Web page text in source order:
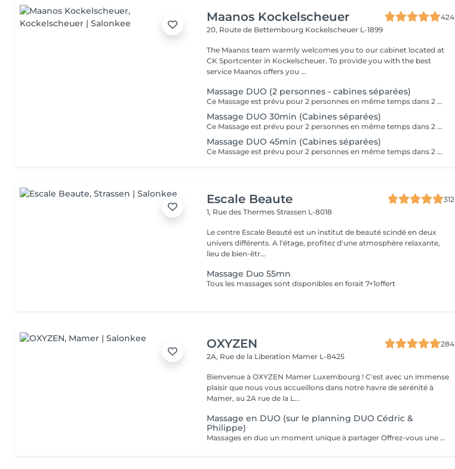
Maanos Kockelscheuer
424
20, Route de Bettembourg Kockelscheuer L-1899
The Maanos team warmly welcomes you to our cabinet located at
CK Sportcenter in Kockelscheuer. To provide you with the best
service Maanos offers you ...
Massage DUO (2 personnes - cabines séparées)
Ce Massage est prévu pour 2 personnes en même temps dans 2 CABINES SÉPARÉES. Les 2 massages seront Sur Mesure, en fonction des envies et des besoins de chacun. -> Pour une cabine Duo voir Limpertsberg, Soleuvre ou Marnach.
Massage DUO 30min (Cabines séparées)
Ce Massage est prévu pour 2 personnes en même temps dans 2 CABINES SÉPARÉES. Les 2 massages seront Sur Mesure, en fonction des envies et des besoins de chacun. -> Pour une cabine Duo voir Limpertsberg, Soleuvre ou Marnach.
Massage DUO 45min (Cabines séparées)
Ce Massage est prévu pour 2 personnes en même temps dans 2 CABINES SÉPARÉES. Les 2 massages seront Sur Mesure, en fonction des envies et des besoins de chacun. -> Pour une cabine Duo voir Limpertsberg, Soleuvre ou Marnach.
Escale Beaute
312
1, Rue des ThermesStrassen L-8018
Le centre Escale Beauté est un institut de beauté scindé en deux
univers différents. A l'étage, profitez d'une atmosphère relaxante,
lieu de bien-êtr...
Massage Duo 55mn
Tous les massages sont disponibles en forait 7+1offert
OXYZEN
284
2A, Rue de la Liberation Mamer L-8425
Bienvenue à OXYZEN Mamer Luxembourg ! C'est avec un immense
plaisir que nous vous accueillons dans notre havre de sérénité à
Mamer, au 2A rue de la L...
Massage en DUO (sur le planning DUO Cédric &
Philippe)
Massages en duo un moment unique à partager Offrez-vous une expérience de bien-être à deux grâce à nos massages en duo, pensés pour créer complicité, détente et harmonie. Que ce soit avec votre partenaire, un proche ou un ami, profitez ensemble d'une parenthèse hors du temps où les tensions disparaissent et où l'énergie se renouvelle. Un massage en duo est aussi une idée cadeau idéale pour surprendre et faire plaisir. Déconseillé aux femmes enceintes. Pour en savoir plus, cliquez ici : https://www.oxyzen.lu/massages/massage-corps-duo.html Avertissement : Nos soins sont dédiés au bien-être et à la relaxation. Ils ne remplacent pas un suivi médical et ne relèvent pas de la kinésithérapie.